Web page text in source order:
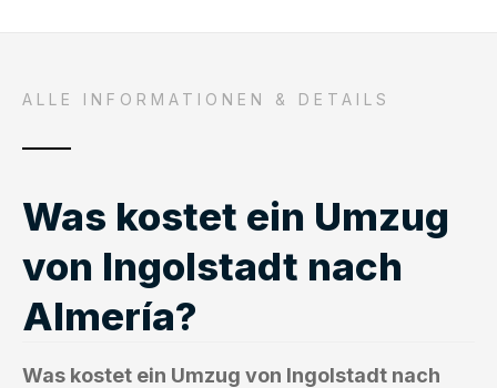
ALLE INFORMATIONEN & DETAILS
Was kostet ein Umzug
von Ingolstadt nach
Almería?
Was kostet ein Umzug von Ingolstadt nach